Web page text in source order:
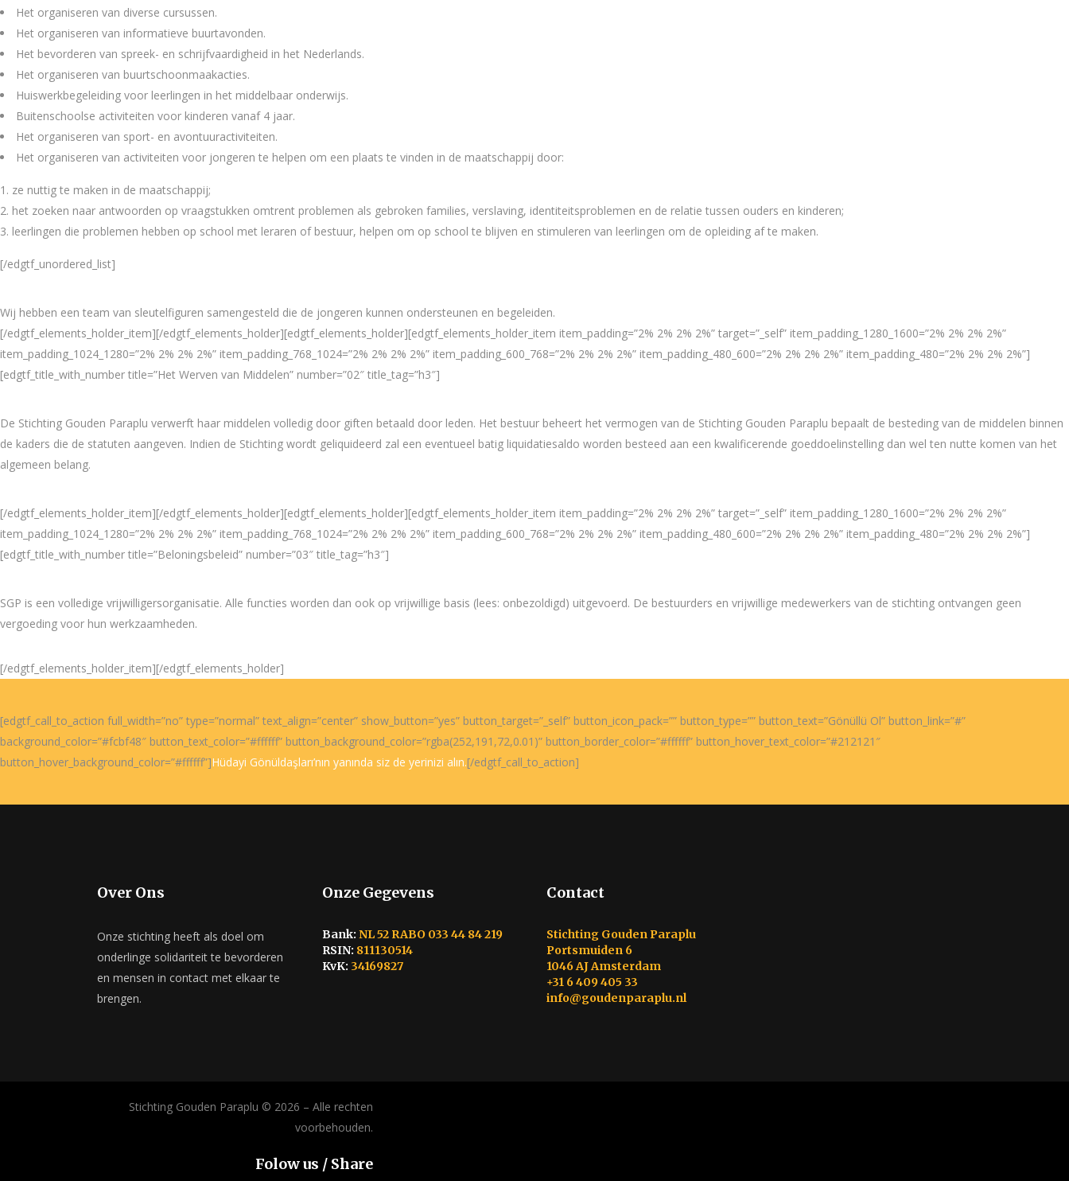
Het organiseren van diverse cursussen.
Het organiseren van informatieve buurtavonden.
Het bevorderen van spreek- en schrijfvaardigheid in het Nederlands.
Het organiseren van buurtschoonmaakacties.
Huiswerkbegeleiding voor leerlingen in het middelbaar onderwijs.
Buitenschoolse activiteiten voor kinderen vanaf 4 jaar.
Het organiseren van sport- en avontuuractiviteiten.
Het organiseren van activiteiten voor jongeren te helpen om een plaats te vinden in de maatschappij door:
ze nuttig te maken in de maatschappij;
het zoeken naar antwoorden op vraagstukken omtrent problemen als gebroken families, verslaving, identiteitsproblemen en de relatie tussen ouders en kinderen;
leerlingen die problemen hebben op school met leraren of bestuur, helpen om op school te blijven en stimuleren van leerlingen om de opleiding af te maken.
[/edgtf_unordered_list]
Wij hebben een team van sleutelfiguren samengesteld die de jongeren kunnen ondersteunen en begeleiden.
[/edgtf_elements_holder_item][/edgtf_elements_holder][edgtf_elements_holder][edgtf_elements_holder_item item_padding=”2% 2% 2% 2%” target=”_self” item_padding_1280_1600=”2% 2% 2% 2%”
item_padding_1024_1280=”2% 2% 2% 2%” item_padding_768_1024=”2% 2% 2% 2%” item_padding_600_768=”2% 2% 2% 2%” item_padding_480_600=”2% 2% 2% 2%” item_padding_480=”2% 2% 2% 2%”]
[edgtf_title_with_number title=”Het Werven van Middelen” number=”02″ title_tag=”h3″]
De Stichting Gouden Paraplu verwerft haar middelen volledig door giften betaald door leden. Het bestuur beheert het vermogen van de Stichting Gouden Paraplu bepaalt de besteding van de middelen binnen
de kaders die de statuten aangeven. Indien de Stichting wordt geliquideerd zal een eventueel batig liquidatiesaldo worden besteed aan een kwalificerende goeddoelinstelling dan wel ten nutte komen van het
algemeen belang.
[/edgtf_elements_holder_item][/edgtf_elements_holder][edgtf_elements_holder][edgtf_elements_holder_item item_padding=”2% 2% 2% 2%” target=”_self” item_padding_1280_1600=”2% 2% 2% 2%”
item_padding_1024_1280=”2% 2% 2% 2%” item_padding_768_1024=”2% 2% 2% 2%” item_padding_600_768=”2% 2% 2% 2%” item_padding_480_600=”2% 2% 2% 2%” item_padding_480=”2% 2% 2% 2%”]
[edgtf_title_with_number title=”Beloningsbeleid” number=”03″ title_tag=”h3″]
SGP is een volledige vrijwilligersorganisatie. Alle functies worden dan ook op vrijwillige basis (lees: onbezoldigd) uitgevoerd. De bestuurders en vrijwillige medewerkers van de stichting ontvangen geen
vergoeding voor hun werkzaamheden.
[/edgtf_elements_holder_item][/edgtf_elements_holder]
[edgtf_call_to_action full_width=”no” type=”normal” text_align=”center” show_button=”yes” button_target=”_self” button_icon_pack=”” button_type=”” button_text=”Gönüllü Ol” button_link=”#”
background_color=”#fcbf48″ button_text_color=”#ffffff” button_background_color=”rgba(252,191,72,0.01)” button_border_color=”#ffffff” button_hover_text_color=”#212121″
button_hover_background_color=”#ffffff”]Hüdayi Gönüldaşları’nın yanında siz de yerinizi alın.[/edgtf_call_to_action]
Over Ons
Onze stichting heeft als doel om
onderlinge solidariteit te bevorderen
en mensen in contact met elkaar te
brengen.
Onze Gegevens
Bank: NL 52 RABO 033 44 84 219
RSIN: 811130514
KvK: 34169827
Contact
Stichting Gouden Paraplu
Portsmuiden 6
1046 AJ Amsterdam
+31 6 409 405 33
info@goudenparaplu.nl
Stichting Gouden Paraplu © 2026 – Alle rechten
voorbehouden.
Folow us / Share